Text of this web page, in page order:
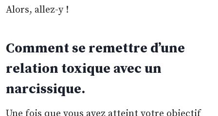
Alors, allez-y !
Comment se remettre d’une
relation toxique avec un
narcissique.